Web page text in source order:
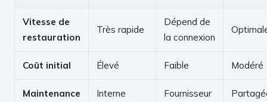
Vitesse de
restauration
Très rapide
Dépend de
la connexion
Coût initial Élevé Faible Modéré
Maintenance Interne Fournisseur